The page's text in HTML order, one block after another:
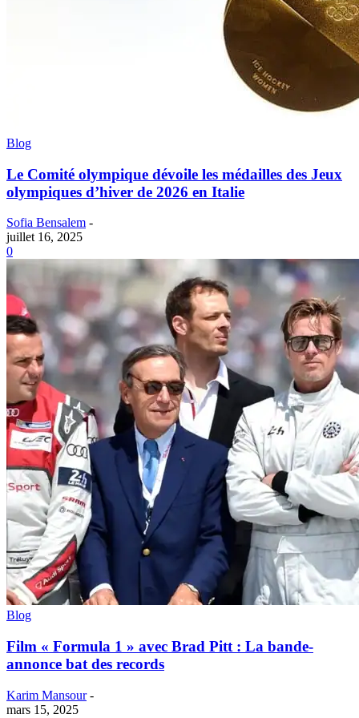
Blog
Le Comité olympique dévoile les médailles des Jeux
olympiques d’hiver de 2026 en Italie
Sofia Bensalem -
juillet 16, 2025
0
Blog
Film « Formula 1 » avec Brad Pitt : La bande-
annonce bat des records
Karim Mansour -
mars 15, 2025